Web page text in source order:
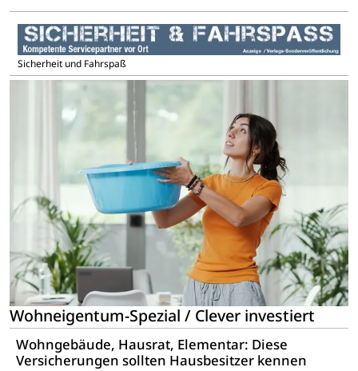
Sicherheit und Fahrspaß
Wohneigentum-Spezial / Clever investiert
Wohngebäude, Hausrat, Elementar: Diese
Versicherungen sollten Hausbesitzer kennen